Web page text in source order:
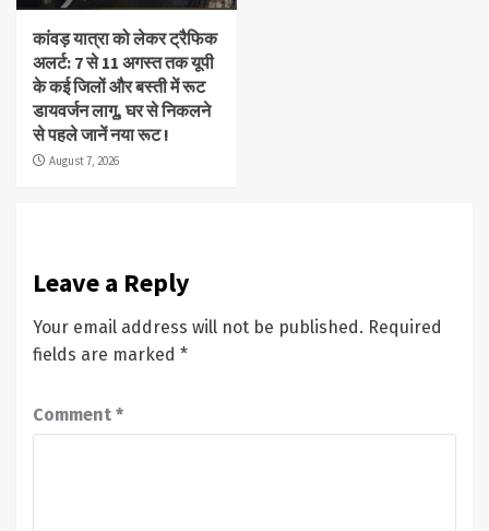
कांवड़ यात्रा को लेकर ट्रैफिक
अलर्ट: 7 से 11 अगस्त तक यूपी
के कई जिलों और बस्ती में रूट
डायवर्जन लागू, घर से निकलने
से पहले जानें नया रूट !
August 7, 2026
Leave a Reply
Your email address will not be published. Required
fields are marked *
Comment *